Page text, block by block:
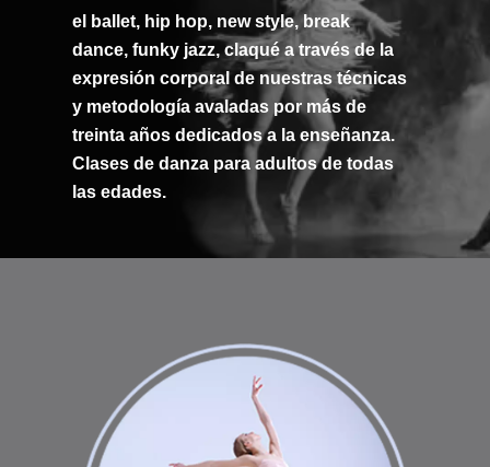
el
ballet, hip hop, new style, break
dance, funky jazz, claqué a través de la
expresión corporal de nuestras técnicas
y metodología avaladas por más de
treinta años dedicados a la enseñanza.
Clases de danza para adultos de todas
las edades.